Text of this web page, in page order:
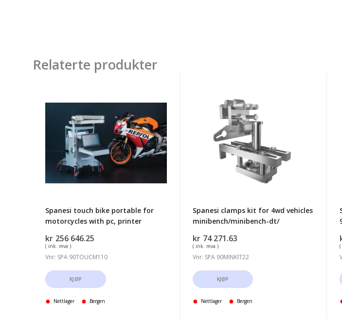
Relaterte produkter
touch
portable
motorcycles
with
Spanesi touch bike portable for
motorcycles with pc, printer
kr 256 646.25
( ink. mva )
Vnr: SPA 90TOUCM110
KJØP
Nettlager Bergen
vehicles
minibench/minibench-
Spanesi clamps kit for 4wd vehicles
minibench/minibench-dt/
kr 74 271.63
( ink. mva )
Vnr: SPA 90MINKIT22
KJØP
Nettlager Bergen